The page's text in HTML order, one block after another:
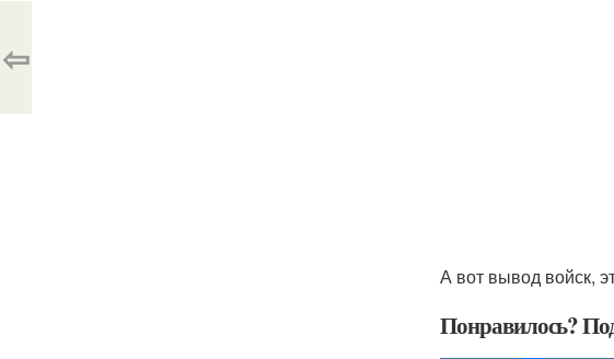
А вот вывод войск,
Понравилось?
⇦